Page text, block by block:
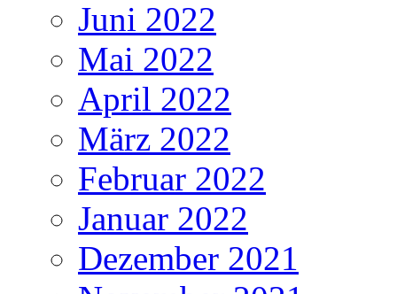
Juni 2022
Mai 2022
April 2022
März 2022
Februar 2022
Januar 2022
Dezember 2021